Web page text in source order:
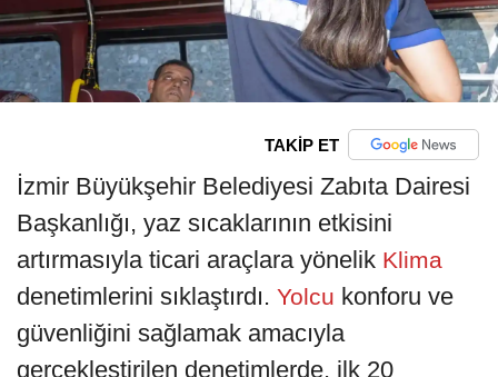
TAKİP ET
İzmir Büyükşehir Belediyesi Zabıta Dairesi
Başkanlığı, yaz sıcaklarının etkisini
artırmasıyla ticari araçlara yönelik Klima
denetimlerini sıklaştırdı. Yolcu konforu ve
güvenliğini sağlamak amacıyla
gerçekleştirilen denetimlerde, ilk 20